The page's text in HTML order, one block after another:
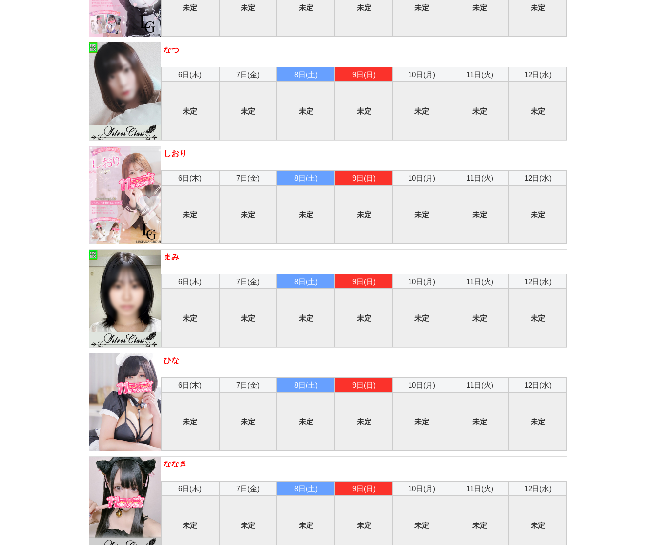
未定 未定 未定 未定 未定 未定 未定
なつ
6日(木)
未定
7日(金)
未定
8日(土)
未定
9日(日)
未定
10日(月)
未定
11日(火)
未定
12日(水)
未定
しおり
6日(木)
未定
7日(金)
未定
8日(土)
未定
9日(日)
未定
10日(月)
未定
11日(火)
未定
12日(水)
未定
まみ
6日(木)
未定
7日(金)
未定
8日(土)
未定
9日(日)
未定
10日(月)
未定
11日(火)
未定
12日(水)
未定
ひな
6日(木)
未定
7日(金)
未定
8日(土)
未定
9日(日)
未定
10日(月)
未定
11日(火)
未定
12日(水)
未定
ななき
6日(木)
未定
7日(金)
未定
8日(土)
未定
9日(日)
未定
10日(月)
未定
11日(火)
未定
12日(水)
未定